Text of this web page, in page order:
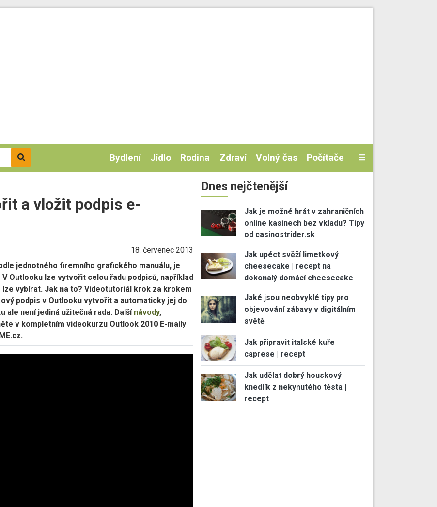
Bydlení Jídlo Rodina Zdraví Volný čas Počítače
a vložit podpis e-
18. červenec 2013
jednotného firemního grafického manuálu, je
Outlooku lze vytvořit celou řadu podpisů, například
vybírat. Jak na to? Videotutoriál krok za krokem
podpis v Outlooku vytvořit a automaticky jej do
ale není jediná užitečná rada. Další návody,
v kompletním videokurzu Outlook 2010 E-maily
Dnes nejčtenější
Jak je možné hrát v zahraničních
online kasinech bez vkladu? Tipy
od casinostrider.sk
Jak upéct svěží limetkový
cheesecake | recept na
dokonalý domácí cheesecake
Jaké jsou neobvyklé tipy pro
objevování zábavy v digitálním
světě
Jak připravit italské kuře
caprese | recept
Jak udělat dobrý houskový
knedlík z nekynutého těsta |
recept